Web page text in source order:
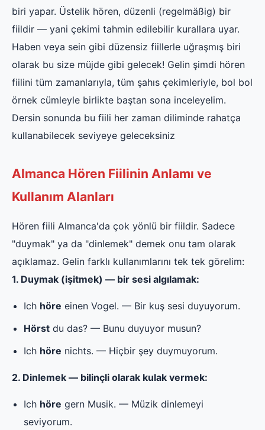
biri yapar. Üstelik hören, düzenli (regelmäßig) bir
fiildir — yani çekimi tahmin edilebilir kurallara uyar.
Haben veya sein gibi düzensiz fiillerle uğraşmış biri
olarak bu size müjde gibi gelecek! Gelin şimdi hören
fiilini tüm zamanlarıyla, tüm şahıs çekimleriyle, bol bol
örnek cümleyle birlikte baştan sona inceleyelim.
Dersin sonunda bu fiili her zaman diliminde rahatça
kullanabilecek seviyeye geleceksiniz
Almanca Hören Fiilinin Anlamı ve
Kullanım Alanları
Hören fiili Almanca'da çok yönlü bir fiildir. Sadece
"duymak" ya da "dinlemek" demek onu tam olarak
açıklamaz. Gelin farklı kullanımlarını tek tek görelim:
1. Duymak (işitmek) — bir sesi algılamak:
Ich höre einen Vogel. — Bir kuş sesi duyuyorum.
Hörst du das? — Bunu duyuyor musun?
Ich höre nichts. — Hiçbir şey duymuyorum.
2. Dinlemek — bilinçli olarak kulak vermek:
Ich höre gern Musik. — Müzik dinlemeyi
seviyorum.